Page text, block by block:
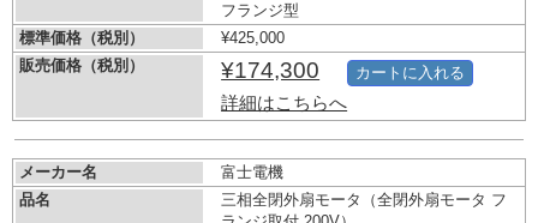
フランジ型
標準価格（税別）
¥425,000
販売価格（税別）
¥174,300
詳細はこちらへ
カートに入れる
メーカー名
富士電機
品名
三相全閉外扇モータ（全閉外扇モータ フ